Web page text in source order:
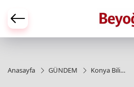
Anasayfa GÜNDEM
Konya Bilim